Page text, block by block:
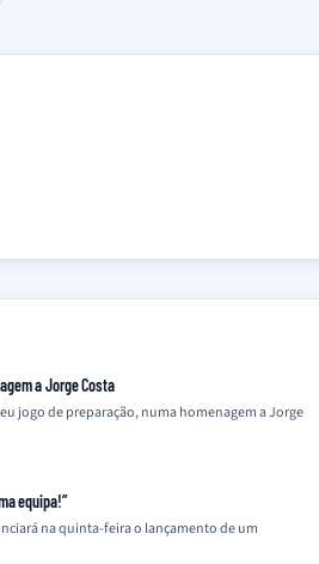
a Jorge Costa
jogo de preparação, numa homenagem a Jorge
equipa!”
na quinta-feira o lançamento de um